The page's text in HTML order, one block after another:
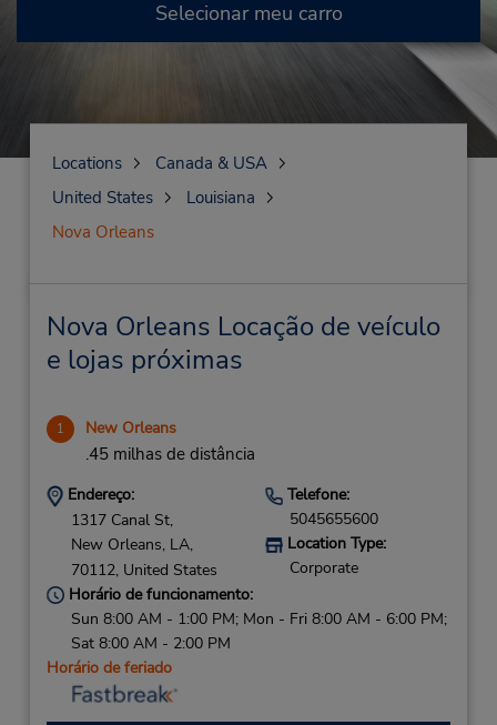
Selecionar meu carro
Locations
Canada & USA
United States
Louisiana
Nova Orleans
Nova Orleans Locação de veículo
e lojas próximas
1 New Orleans
.45 milhas de distância
Endereço:
1317 Canal St,
New Orleans, LA,
70112, United States
Telefone:
5045655600
Location Type:
Corporate
Horário de funcionamento:
Sun 8:00 AM - 1:00 PM; Mon - Fri 8:00 AM - 6:00 PM;
Sat 8:00 AM - 2:00 PM
Horário de feriado